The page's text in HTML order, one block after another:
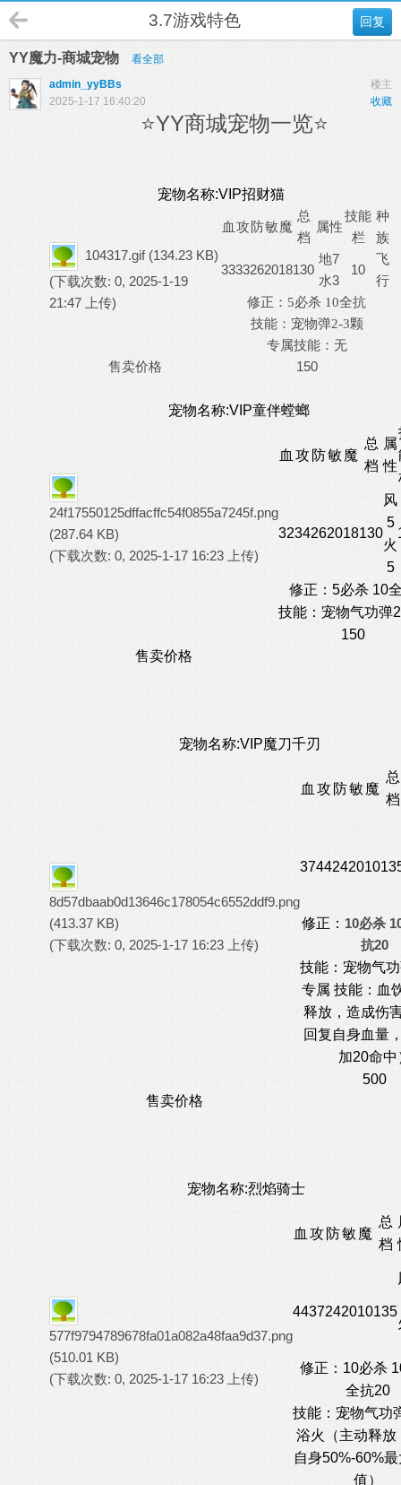
回复
3.7游戏特色
YY魔力-商城宠物
看全部
楼主
admin_yyBBs
收藏
2025-1-17 16:40:20
⭐YY商城宠物一览⭐
宠物名称:VIP招财猫
104317.gif (134.23 KB)
(下载次数: 0, 2025-1-19
21:47 上传)
血 攻防敏魔
总
档
属性
技能
栏
种
族
3333262018130
地7
水3
10
飞
行
修正： 5必杀 10全抗
技能： 宠物弹2-3颗
专属技能：无
售卖价格
150
宠物名称:VIP童伴螳螂
24f17550125dffacffc54f0855a7245f.png
(287.64 KB)
(下载次数: 0, 2025-1-17 16:23 上传)
血 攻 防敏 魔
总
档
属
性
3234262018130
风
5
火
5
修正：5必杀 10
技能：宠物气功弹
售卖价格
150
宠物名称:VIP魔刀千刃
8d57dbaab0d13646c178054c6552ddf9.png
(413.37 KB)
(下载次数: 0, 2025-1-17 16:23 上传)
血 攻 防敏 魔
总
档
3744242010
修正： 10必杀
抗20
技能：宠物气
专属 技能：血
释放，造成伤
回复自身血量
加20命中
售卖价格
500
宠物名称:烈焰骑士
577f9794789678fa01a082a48faa9d37.png
(510.01 KB)
(下载次数: 0, 2025-1-17 16:23 上传)
血 攻 防敏 魔
总
档
4437242010135
修正：10必杀
全抗20
技能：宠物气功
浴火（主动释放
自身50%-60%
值）